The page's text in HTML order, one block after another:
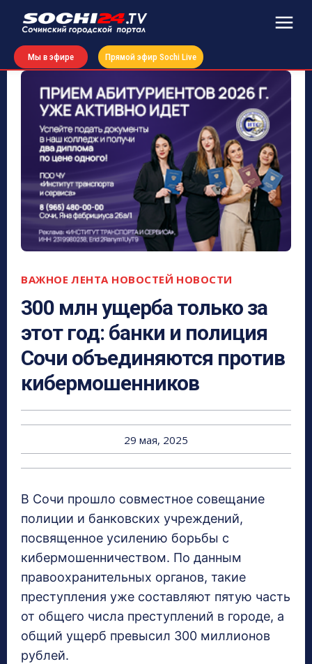
Мы в эфире Прямой эфир Sochi Live
ВАЖНОЕ ЛЕНТА НОВОСТЕЙ НОВОСТИ
300 млн ущерба только за
этот год: банки и полиция
Сочи объединяются против
кибермошенников
29 мая, 2025
В Сочи прошло совместное совещание
полиции и банковских учреждений,
посвященное усилению борьбы с
кибермошенничеством. По данным
правоохранительных органов, такие
преступления уже составляют пятую часть
от общего числа преступлений в городе, а
общий ущерб превысил 300 миллионов
рублей.